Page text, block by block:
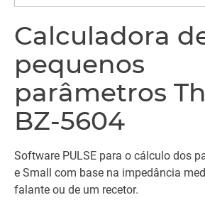
Calculadora
pequenos
parâmetros
BZ-5604
Software PULSE para o cálculo dos
e Small com base na impedância
falante ou de um recetor.